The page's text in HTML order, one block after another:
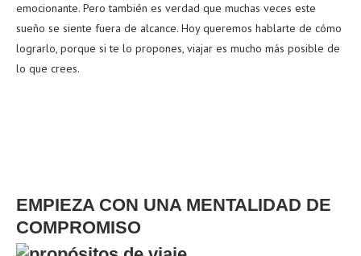
emocionante. Pero también es verdad que muchas veces este
sueño se siente fuera de alcance. Hoy queremos hablarte de cómo
lograrlo, porque si te lo propones, viajar es mucho más posible de
lo que crees.
EMPIEZA CON UNA MENTALIDAD DE
COMPROMISO